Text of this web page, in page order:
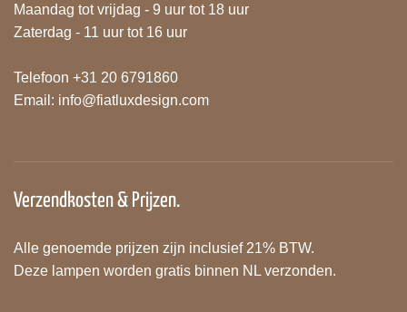
Maandag tot vrijdag - 9 uur tot 18 uur
Zaterdag - 11 uur tot 16 uur
Telefoon +31 20 6791860
Email: info@fiatluxdesign.com
Verzendkosten & Prijzen.
Alle genoemde prijzen zijn inclusief 21% BTW.
Deze lampen worden gratis binnen NL verzonden.